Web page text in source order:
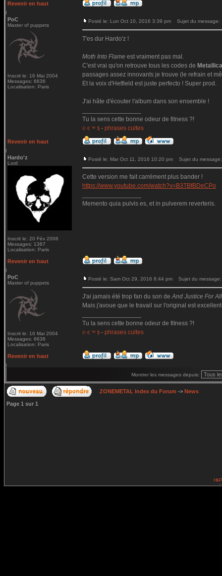
Revenir en haut
PoC
Master of puppets
Inscrit le: 16 Mai 2004
Messages: 6636
Localisation: Paris
Posté le: Lun Oct 10, 2016 3:39 pm Sujet du message:
T'es dur Hardo'z !
Moth Into Flame est vraiment pas mal.
C'est vrai qu'on retrouve tous les codes de Metallica
passages assez innovants je trouve (le refrain et
Et la voix d'Hetfield est juste perfecto ! Super prod.
J'ai hâte d'écouter l'album dans son ensemble !
Tu la sens cette bonne odeur de fitness ?!
© € ™ $ - phrases cultes
Revenir en haut
Hardo'z
Lord
Inscrit le: 20 Fév 2006
Messages: 1367
Localisation: Paris
Posté le: Mar Oct 11, 2016 10:20 pm Sujet du message:
Cette version me fait carrément plus bander !
https://www.youtube.com/watch?v=B3TBfBDeCPo
Memento quia pulvis es, et in pulverem reverteris.
Revenir en haut
PoC
Master of puppets
Inscrit le: 16 Mai 2004
Messages: 6636
Localisation: Paris
Posté le: Sam Oct 29, 2016 8:44 pm Sujet du message:
J'ai jamais été trop fan du son deAnd Justice For
Mais j'avoue que le travail sur l'original est
Tu la sens cette bonne odeur de fitness ?!
© € ™ $ - phrases cultes
Revenir en haut
Montrer les messages depuis:
ZONEMETAL Index du Forum -> News
Page 1 sur 1